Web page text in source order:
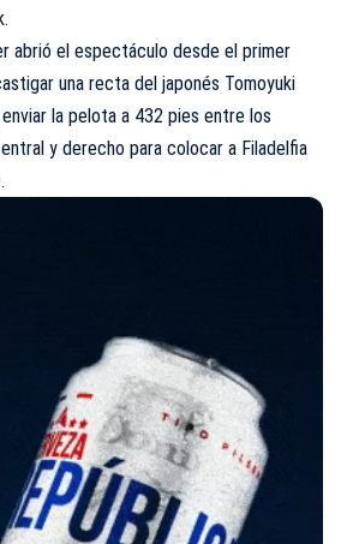
abrió el espectáculo desde el primer
una recta del japonés Tomoyuki
la pelota a 432 pies entre los
y derecho para colocar a Filadelfia